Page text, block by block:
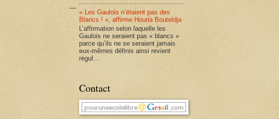
« Les Gaulois n’étaient pas des
Blancs ! », affirme Houria Bouteldja
L’affirmation selon laquelle les
Gaulois ne seraient pas « blancs »
parce qu’ils ne se seraient jamais
eux-mêmes définis ainsi revient
régul...
Contact